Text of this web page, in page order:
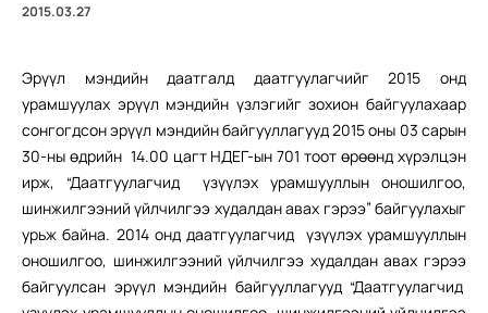
2015.03.27
Эрүүл мэндийн даатгалд даатгуулагчийг 2015 онд
урамшуулах эрүүл мэндийн үзлэгийг зохион байгуулахаар
сонгогдсон эрүүл мэндийн байгууллагууд 2015 оны 03 сарын
30-ны өдрийн 14.00 цагт НДЕГ-ын 701 тоот өрөөнд хүрэлцэн
ирж, “Даатгуулагчид үзүүлэх урамшууллын оношилгоо,
шинжилгээний үйлчилгээ худалдан авах гэрээ” байгуулахыг
урьж байна. 2014 онд даатгуулагчид үзүүлэх урамшууллын
оношилгоо, шинжилгээний үйлчилгээ худалдан авах гэрээ
байгуулсан эрүүл мэндийн байгууллагууд “Даатгуулагчид